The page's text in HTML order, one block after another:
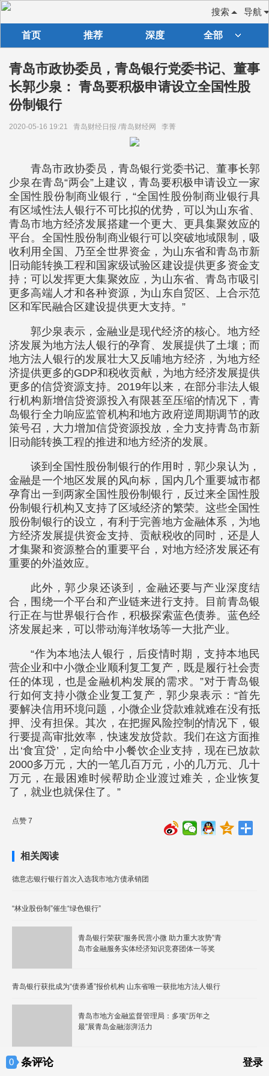
导航
搜索
首页 推荐 深度 全部
青岛市政协委员，青岛银行党委书记、董事
长郭少泉： 青岛要积极申请设立全国性股
份制银行
2020-05-16 19:21 青岛财经日报 /青岛财经网 李菁
青岛市政协委员，青岛银行党委书记、董事长郭
少泉在青岛“两会”上建议，青岛要积极申请设立一家
全国性股份制商业银行，“全国性股份制商业银行具
有区域性法人银行不可比拟的优势，可以为山东省、
青岛市地方经济发展搭建一个更大、更具集聚效应的
平台。全国性股份制商业银行可以突破地域限制，吸
收利用全国、乃至全世界资金，为山东省和青岛市新
旧动能转换工程和国家级试验区建设提供更多资金支
持；可以发挥更大集聚效应，为山东省、青岛市吸引
更多高端人才和各种资源，为山东自贸区、上合示范
区和军民融合区建设提供更大支持。”
郭少泉表示，金融业是现代经济的核心。地方经
济发展为地方法人银行的孕育、发展提供了土壤；而
地方法人银行的发展壮大又反哺地方经济，为地方经
济提供更多的GDP和税收贡献，为地方经济发展提供
更多的信贷资源支持。2019年以来，在部分非法人银
行机构新增信贷资源投入有限甚至压缩的情况下，青
岛银行全力响应监管机构和地方政府逆周期调节的政
策号召，大力增加信贷资源投放，全力支持青岛市新
旧动能转换工程的推进和地方经济的发展。
谈到全国性股份制银行的作用时，郭少泉认为，
金融是一个地区发展的风向标，国内几个重要城市都
孕育出一到两家全国性股份制银行，反过来全国性股
份制银行机构又支持了区域经济的繁荣。这些全国性
股份制银行的设立，有利于完善地方金融体系，为地
方经济发展提供资金支持、贡献税收的同时，还是人
才集聚和资源整合的重要平台，对地方经济发展还有
重要的外溢效应。
此外，郭少泉还谈到，金融还要与产业深度结
合，围绕一个平台和产业链来进行支持。目前青岛银
行正在与世界银行合作，积极探索蓝色债券。蓝色经
济发展起来，可以带动海洋牧场等一大批产业。
“作为本地法人银行，后疫情时期，支持本地民
营企业和中小微企业顺利复工复产，既是履行社会责
任的体现，也是金融机构发展的需求。”对于青岛银
行如何支持小微企业复工复产，郭少泉表示：“首先
要解决信用环境问题，小微企业贷款难就难在没有抵
押、没有担保。其次，在把握风险控制的情况下，银
行要提高审批效率，快速发放贷款。我们在这方面推
出‘食宜贷’，定向给中小餐饮企业支持，现在已放款
2000多万元，大的一笔几百万元，小的几万元、几十
万元，在最困难时候帮助企业渡过难关，企业恢复
了，就业也就保住了。”
点赞 7
相关阅读
德意志银行银行首次入选我市地方债承销团
“林业股份制”催生“绿色银行”
青岛银行荣获“服务民营小微 助力重大攻势”青
岛市金融服务实体经济知识竞赛团体一等奖
青岛银行获批成为“债券通”报价机构 山东省唯一获批地方法人银行
青岛市地方金融监督管理局：多项“历年之
最”展青岛金融澎湃活力
0 条评论 登录